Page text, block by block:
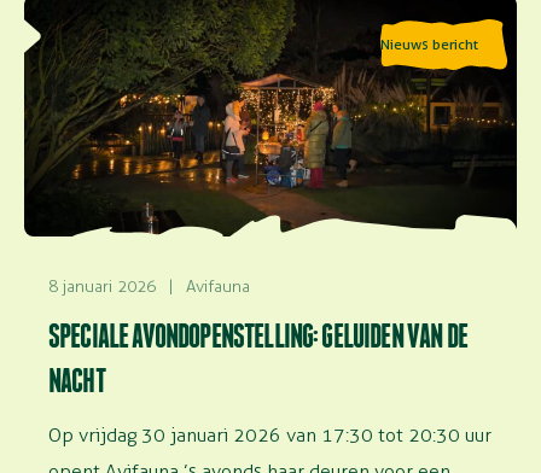
Nieuws bericht
8 januari 2026 | Avifauna
SPECIALE AVONDOPENSTELLING: GELUIDEN VAN DE
NACHT
Op vrijdag 30 januari 2026 van 17:30 tot 20:30 uur
Lees meer over Speciale avondopenstelling: Geluiden
van de nacht